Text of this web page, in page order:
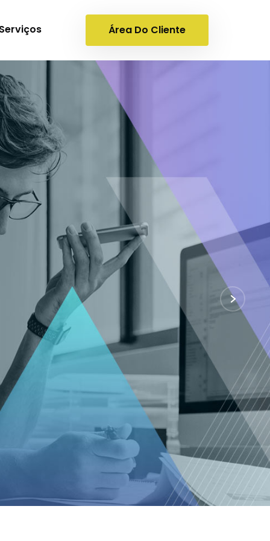
Área Do Cliente